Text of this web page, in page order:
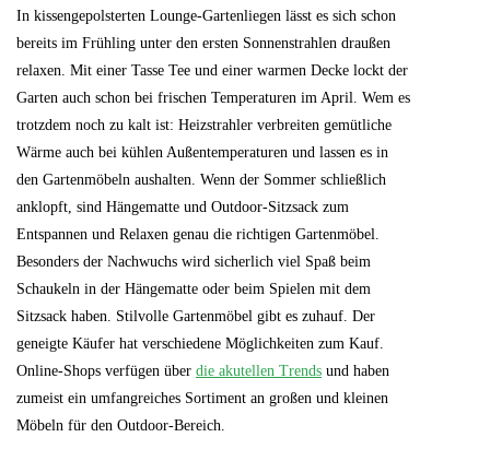
In kissengepolsterten Lounge-Gartenliegen lässt es sich schon
bereits im Frühling unter den ersten Sonnenstrahlen draußen
relaxen. Mit einer Tasse Tee und einer warmen Decke lockt der
Garten auch schon bei frischen Temperaturen im April. Wem es
trotzdem noch zu kalt ist: Heizstrahler verbreiten gemütliche
Wärme auch bei kühlen Außentemperaturen und lassen es in
den Gartenmöbeln aushalten. Wenn der Sommer schließlich
anklopft, sind Hängematte und Outdoor-Sitzsack zum
Entspannen und Relaxen genau die richtigen Gartenmöbel.
Besonders der Nachwuchs wird sicherlich viel Spaß beim
Schaukeln in der Hängematte oder beim Spielen mit dem
Sitzsack haben. Stilvolle Gartenmöbel gibt es zuhauf. Der
geneigte Käufer hat verschiedene Möglichkeiten zum Kauf.
Online-Shops verfügen über die akutellen Trends und haben
zumeist ein umfangreiches Sortiment an großen und kleinen
Möbeln für den Outdoor-Bereich.